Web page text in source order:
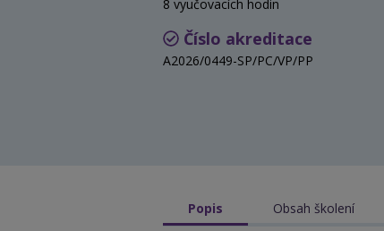
8 vyučovacích hodin
Číslo akreditace
A2026/0449-SP/PC/VP/PP
Popis Obsah školení